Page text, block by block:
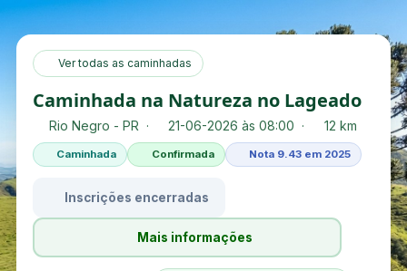
Ver todas as caminhadas
Caminhada na Natureza no Lageado
Rio Negro - PR · 21-06-2026 às 08:00 · 12 km
Caminhada Confirmada Nota 9.43 em 2025
Inscrições encerradas
Mais informações